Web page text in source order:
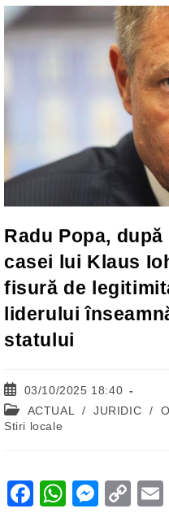
Radu Popa,
casei lui Klaus
fisură de
liderului
statului
Post
published:
03/10/2025 18:40
Post
category:
ACTUAL / JURIDIC /
Stiri locale
F
W
M
C